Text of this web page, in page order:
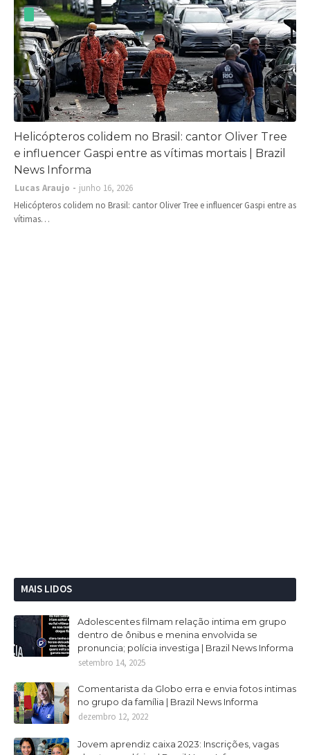
Helicópteros colidem no Brasil: cantor Oliver Tree
e influencer Gaspi entre as vítimas mortais | Brazil
News Informa
Lucas Araujo
junho 16, 2026
Helicópteros colidem no Brasil: cantor Oliver Tree e influencer Gaspi entre as
vítimas…
MAIS LIDOS
Adolescentes filmam relação intima em grupo
dentro de ônibus e menina envolvida se
pronuncia; polícia investiga | Brazil News Informa
setembro 14, 2025
Comentarista da Globo erra e envia fotos intimas
no grupo da família | Brazil News Informa
dezembro 12, 2022
Jovem aprendiz caixa 2023: Inscrições, vagas